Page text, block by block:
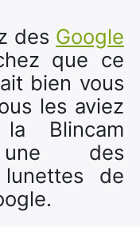
des Google
que ce
bien vous
les aviez
Blincam
des
de